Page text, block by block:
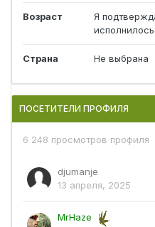
Возраст
Я
Страна Не выбрана
ПОСЕТИТЕЛИ ПРОФИЛЯ
6 248 просмотров профиля
djumanje
13 апреля, 2025
MrHaze